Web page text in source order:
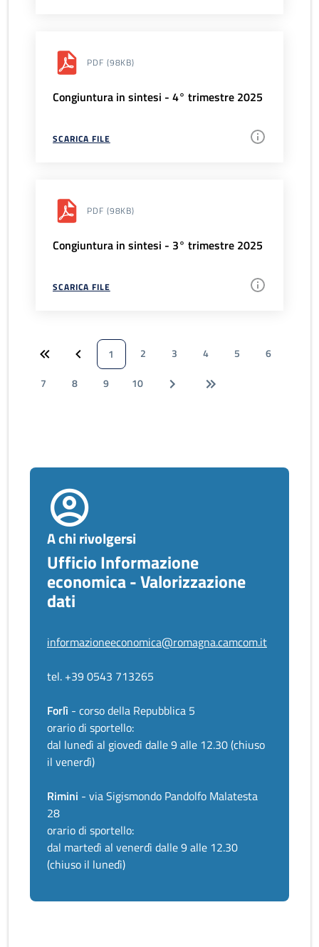
PDF (98KB)
Congiuntura in sintesi - 4° trimestre 2025
SCARICA FILE
PDF (98KB)
Congiuntura in sintesi - 3° trimestre 2025
SCARICA FILE
1 2 3 4 5
6
7
8 9 10
A chi rivolgersi
Ufficio Informazione
economica - Valorizzazione
dati
informazioneeconomica@romagna.camcom.it
tel. +39 0543 713265
Forlì - corso della Repubblica 5
orario di sportello:
dal lunedì al giovedì dalle 9 alle 12.30 (chiuso
il venerdì)
Rimini - via Sigismondo Pandolfo Malatesta
28
orario di sportello:
dal martedì al venerdì dalle 9 alle 12.30
(chiuso il lunedì)